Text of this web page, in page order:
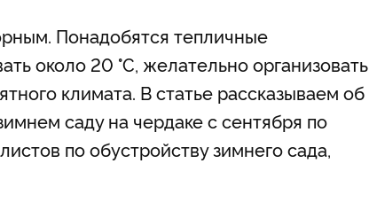
Понадобятся тепличные
около 20 °C, желательно организовать
климата. В статье рассказываем об
саду на чердаке с сентября по
по обустройству зимнего сада,